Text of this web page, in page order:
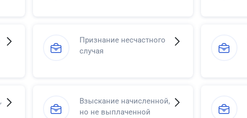
Признание несчастного
случая
Взыскание начисленной,
но не выплаченной